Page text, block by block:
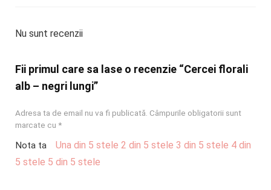
Nu sunt recenzii
Fii primul care sa lase o recenzie “Cercei florali
alb – negri lungi”
Adresa ta de email nu va fi publicată. Câmpurile obligatorii sunt
marcate cu *
Nota ta Una din 5 stele 2 din 5 stele 3 din 5 stele 4 din
5 stele 5 din 5 stele